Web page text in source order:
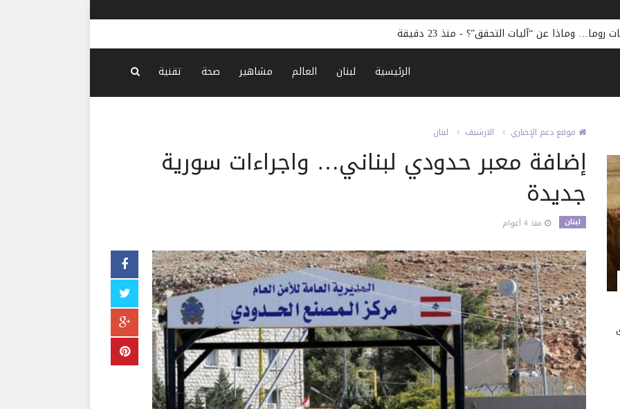
وماذا عن “آليات التحقق”؟- منذ 23 دقيقة
الرئيسية لبنان العالم مشاهير صحة تقنية
موقع دعم الإخباري الارشيف لبنان
إضافة معبر حدودي لبناني… واجراءات سورية
جديدة
لبنان منذ 4 أعوام